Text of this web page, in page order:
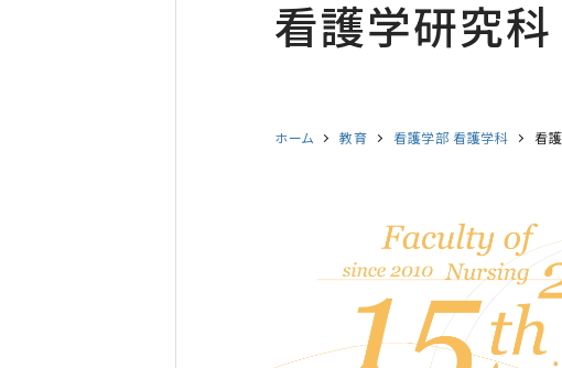
看護学研究
ホーム 教育 看護学部 看護学科 看